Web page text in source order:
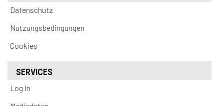
Datenschutz
Nutzungsbedingungen
Cookies
SERVICES
Log In